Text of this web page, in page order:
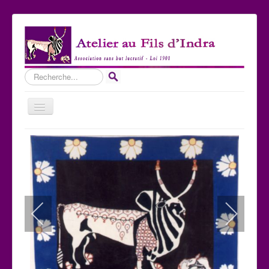
Rechercher
Basculer
la
Accueil
Qui sommes-nous ?
Les Expositions
Les toiles
Participer
Nous contacter
Sites amis